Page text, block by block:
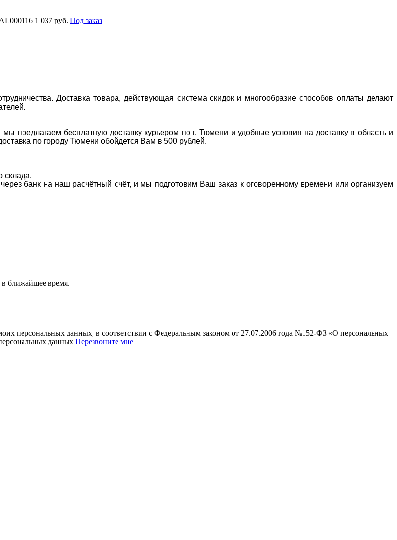
1 037 руб. Под заказ
Доставка товара, действующая система скидок и многообразие способов оплаты делают
предлагаем бесплатную доставку курьером по г. Тюмени и удобные условия на доставку в область и
по городу Тюмени обойдется Вам в 500 рублей.
склада.
банк на наш расчётный счёт, и мы подготовим Ваш заказ к оговоренному времени или организуем
ближайшее время.
персональных данных, в соответствии с Федеральным законом от 27.07.2006 года №152-ФЗ «О персональных
данных Перезвоните мне